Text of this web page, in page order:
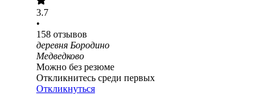
3.7
•
158 отзывов
деревня Бородино
Медведково
Можно без резюме
Откликнитесь среди первых
Откликнуться